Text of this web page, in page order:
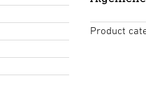
Product